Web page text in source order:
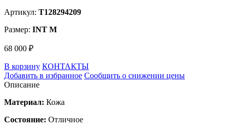
Артикул: T128294209
Размер: INT M
68 000 ₽
В корзину КОНТАКТЫ
Добавить в избранное Сообщить о снижении цены
Описание
Материал: Кожа
Состояние: Отличное